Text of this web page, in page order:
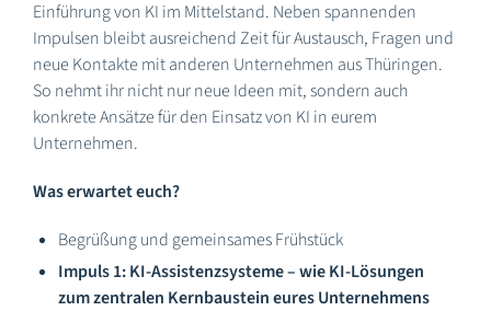
Einführung von KI im Mittelstand. Neben spannenden
Impulsen bleibt ausreichend Zeit für Austausch, Fragen und
neue Kontakte mit anderen Unternehmen aus Thüringen.
So nehmt ihr nicht nur neue Ideen mit, sondern auch
konkrete Ansätze für den Einsatz von KI in eurem
Unternehmen.
Was erwartet euch?
Begrüßung und gemeinsames Frühstück
Impuls 1: KI-Assistenzsysteme – wie KI-Lösungen
zum zentralen Kernbaustein eures Unternehmens